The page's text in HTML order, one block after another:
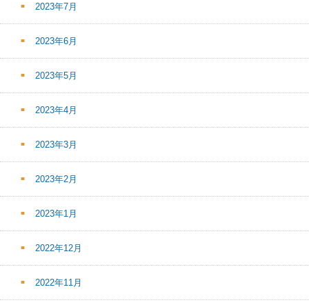
2023年7月
2023年6月
2023年5月
2023年4月
2023年3月
2023年2月
2023年1月
2022年12月
2022年11月